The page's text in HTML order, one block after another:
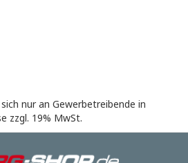
nur an Gewerbetreibende in
zzgl. 19% MwSt.